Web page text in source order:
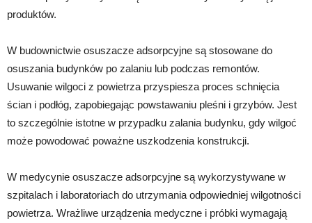
produktów.
W budownictwie osuszacze adsorpcyjne są stosowane do
osuszania budynków po zalaniu lub podczas remontów.
Usuwanie wilgoci z powietrza przyspiesza proces schnięcia
ścian i podłóg, zapobiegając powstawaniu pleśni i grzybów. Jest
to szczególnie istotne w przypadku zalania budynku, gdy wilgoć
może powodować poważne uszkodzenia konstrukcji.
W medycynie osuszacze adsorpcyjne są wykorzystywane w
szpitalach i laboratoriach do utrzymania odpowiedniej wilgotności
powietrza. Wrażliwe urządzenia medyczne i próbki wymagają